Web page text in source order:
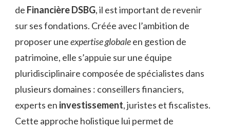
de Financière DSBG, il est important de revenir
sur ses fondations. Créée avec l’ambition de
proposer uneexpertise globaleen gestion de
patrimoine, elle s’appuie sur une équipe
pluridisciplinaire composée de spécialistes dans
plusieurs domaines : conseillers financiers,
experts en investissement, juristes et fiscalistes.
Cette approche holistique lui permet de